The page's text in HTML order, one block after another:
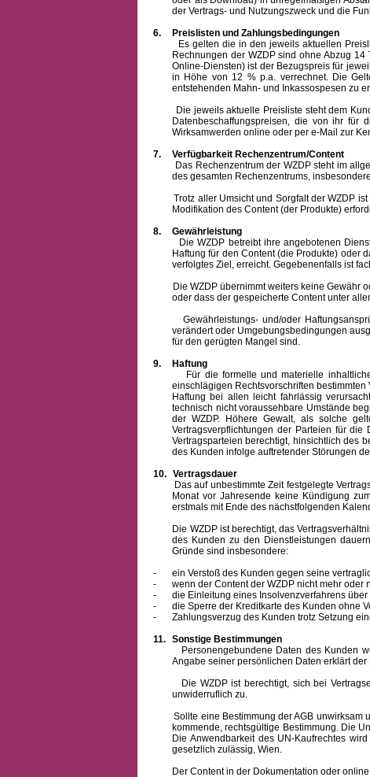
der Vertrags- und Nutzungszweck und die
6.
Preislisten und Zahlungsbedingungen
Es gelten die in den jeweils aktuellen
Rechnungen der WZDP sind ohne Abzug
Online-Diensten) ist der Bezugspreis für
in Höhe von 12 % p.a. verrechnet. Die
entstehenden Mahn- und Inkassospesen zu
Die jeweils aktuelle Preisliste steht dem
Datenbeschaffungspreisen, die von ihr für
Wirksamwerden online oder per e-Mail zur
7.
Verfügbarkeit Rechenzentrum/Content
Das Rechenzentrum der WZDP steht im
des gesamten Rechenzentrums,
Trotz aller Umsicht und Sorgfalt der WZDP ist
Modifikation des Content (der Produkte)
8.
Gewährleistung
Die WZDP betreibt ihre angebotenen
Haftung für den Content (die Produkte) oder
verfolgtes Ziel, erreicht. Gegebenenfalls ist
Die WZDP übernimmt weiters keine Gewähr
oder dass der gespeicherte Content unter
Gewährleistungs- und/oder
verändert oder Umgebungsbedingungen
für den gerügten Mangel sind.
9.
Haftung
Für die formelle und materielle
einschlägigen Rechtsvorschriften
Haftung bei allen leicht fahrlässig
technisch nicht voraussehbare Umstände
der WZDP. Höhere Gewalt, als solche
Vertragsverpflichtungen der Parteien für
Vertragsparteien berechtigt, hinsichtlich des
des Kunden infolge auftretender Störungen
10. Vertragsdauer
Das auf unbestimmte Zeit festgelegte
Monat vor Jahresende keine Kündigung
erstmals mit Ende des nächstfolgenden
Die WZDP ist berechtigt, das
des Kunden zu den Dienstleistungen
Gründe sind insbesondere:
-
ein Verstoß des Kunden gegen seine
-
wenn der Content der WZDP nicht mehr oder
-
die Einleitung eines Insolvenzverfahrens
-
die Sperre der Kreditkarte des Kunden ohne
-
Zahlungsverzug des Kunden trotz Setzung
11. Sonstige Bestimmungen
Personengebundene Daten des Kunden
Angabe seiner persönlichen Daten erklärt
Die WZDP ist berechtigt, sich bei
unwiderruflich zu.
Sollte eine Bestimmung der AGB unwirksam
kommende, rechtsgültige Bestimmung. Die
Die Anwendbarkeit des UN-Kaufrechtes
gesetzlich zulässig, Wien.
Der Content in der Dokumentation oder online